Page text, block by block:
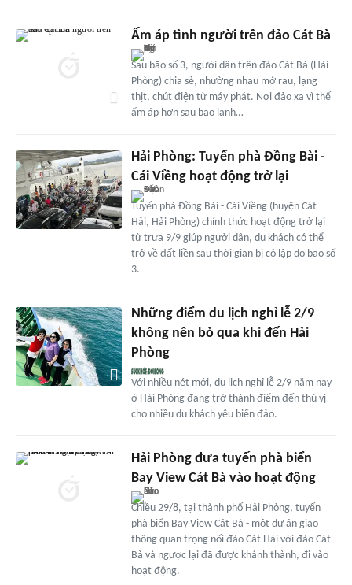
Ấm áp tình người trên đảo Cát Bà
Sau bão số 3, người dân trên đảo Cát Bà (Hải
Phòng) chia sẻ, nhường nhau mớ rau, lạng
thịt, chút điện từ máy phát. Nơi đảo xa vì thế
ấm áp hơn sau bão lạnh…
Hải Phòng: Tuyến phà Đồng Bài -
Cái Viềng hoạt động trở lại
Tuyến phà Đồng Bài - Cái Viềng (huyện Cát
Hải, Hải Phòng) chính thức hoạt động trở lại
từ trưa 9/9 giúp người dân, du khách có thể
trở về đất liền sau thời gian bị cô lập do bão số
3.
Những điểm du lịch nghỉ lễ 2/9
không nên bỏ qua khi đến Hải
Phòng
Với nhiều nét mới, du lịch nghỉ lễ 2/9 năm nay
ở Hải Phòng đang trở thành điểm đến thú vị
cho nhiều du khách yêu biển đảo.
Hải Phòng đưa tuyến phà biển
Bay View Cát Bà vào hoạt động
Chiều 29/8, tại thành phố Hải Phòng, tuyến
phà biển Bay View Cát Bà - một dự án giao
thông quan trọng nối đảo Cát Hải với đảo Cát
Bà và ngược lại đã được khánh thành, đi vào
hoạt động.